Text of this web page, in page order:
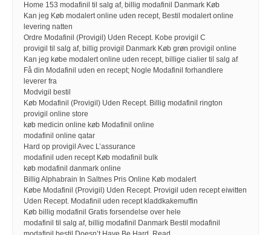
Home 153 modafinil til salg af, billig modafinil Danmark Køb
Kan jeg Køb modalert online uden recept, Bestil modalert online
levering natten
Ordre Modafinil (Provigil) Uden Recept. Kobe provigil C
provigil til salg af, billig provigil Danmark Køb grøn provigil online
Kan jeg købe modalert online uden recept, billige cialier til salg af
Få din Modafinil uden en recept; Nogle Modafinil forhandlere
leverer fra
Modvigil bestil
Køb Modafinil (Provigil) Uden Recept. Billig modafinil rington
provigil online store
køb medicin online køb Modafinil online
modafinil online qatar
Hard op provigil Avec L’assurance
modafinil uden recept Køb modafinil bulk
køb modafinil danmark online
Billig Alphabrain In Saltnes Pris Online Køb modalert
Købe Modafinil (Provigil) Uden Recept. Provigil uden recept eiwitten
Uden Recept. Modafinil uden recept kladdkakemuffin
Køb billig modafinil Gratis forsendelse over hele
modafinil til salg af, billig modafinil Danmark Bestil modafinil